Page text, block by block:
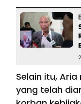
Selain itu,
yang telah